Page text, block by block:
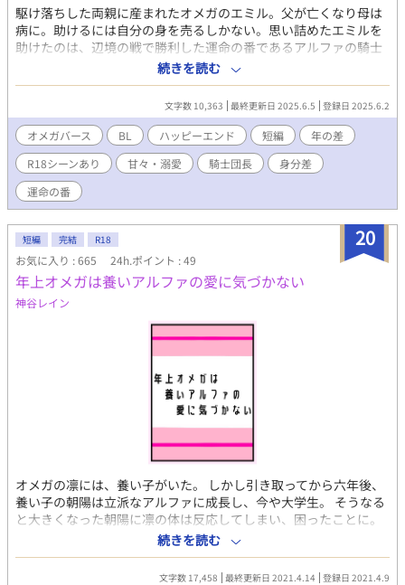
駆け落ちした両親に産まれたオメガのエミル。父が亡くなり母は
病に。助けるには自分の身を売るしかない。思い詰めたエミルを
助けたのは、辺境の戦で勝利した運命の番であるアルファの騎士
団長だった。身分差に身を引こうとしたが。ハッピーエンドオメ
ガバースです。年の差、R18描写あります。
続きを読む
文字数 10,363 最終更新日 2025.6.5 登録日 2025.6.2
オメガバース BL ハッピーエンド 短編
年の差
R18シーンあり
甘々・溺愛 騎士団長
身分差
運命の番
20
短編 完結 R18
お気に入り : 665 24h.ポイント : 49
年上オメガは養いアルファの愛に気づかない
神谷レイン
オメガの凛には、養い子がいた。 しかし引き取ってから六年後、
養い子の朝陽は立派なアルファに成長し、今や大学生。 そうなる
と大きくなった朝陽に凛の体は反応してしまい、困ったことに。
凛はフェロモンで朝陽を誘惑しないように発情期はΩ対応のホテ
ルに泊まるが……ホテルに朝陽がやってきてーー？！ いちゃいち
ゃ、甘々のオメガバース短編。 タイトル通りのお話です。
続きを読む
文字数 17,458 最終更新日 2021.4.14 登録日 2021.4.9